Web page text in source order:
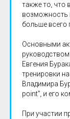
также то, что
возможность
больше всего
Основными
Евгения
тренировки
Владимира
point", и его
При участии